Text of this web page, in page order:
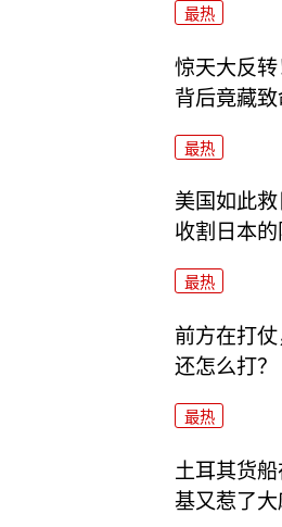
最热
惊天大反
背后竟藏
最热
美国如此
收割日本的
最热
前方在打仗
还怎么打？
最热
土耳其货
基又惹了大